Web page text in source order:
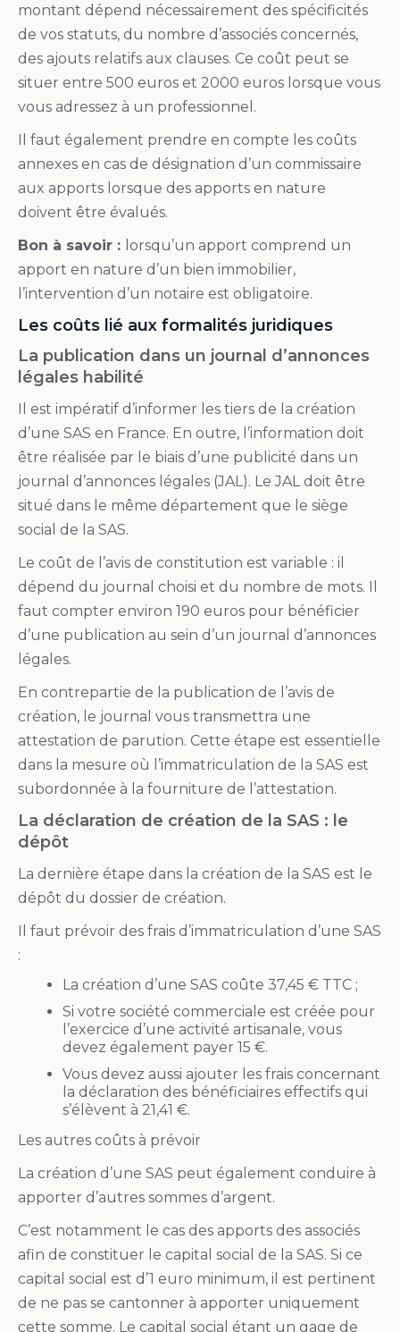
montant dépend nécessairement des spécificités
de vos statuts, du nombre d’associés concernés,
des ajouts relatifs aux clauses. Ce coût peut se
situer entre 500 euros et 2000 euros lorsque vous
vous adressez à un professionnel.
Il faut également prendre en compte les coûts
annexes en cas de désignation d’un commissaire
aux apports lorsque des apports en nature
doivent être évalués.
Bon à savoir : lorsqu’un apport comprend un
apport en nature d’un bien immobilier,
l’intervention d’un notaire est obligatoire.
Les coûts lié aux formalités juridiques
La publication dans un journal d’annonces
légales habilité
Il est impératif d’informer les tiers de la création
d’une SAS en France. En outre, l’information doit
être réalisée par le biais d’une publicité dans un
journal d’annonces légales (JAL). Le JAL doit être
situé dans le même département que le siège
social de la SAS.
Le coût de l’avis de constitution est variable : il
dépend du journal choisi et du nombre de mots. Il
faut compter environ 190 euros pour bénéficier
d’une publication au sein d’un journal d’annonces
légales.
En contrepartie de la publication de l’avis de
création, le journal vous transmettra une
attestation de parution. Cette étape est essentielle
dans la mesure où l’immatriculation de la SAS est
subordonnée à la fourniture de l’attestation.
La déclaration de création de la SAS : le
dépôt
La dernière étape dans la création de la SAS est le
dépôt du dossier de création.
Il faut prévoir des frais d’immatriculation d’une SAS
:
La création d’une SAS coûte 37,45 € TTC ;
Si votre société commerciale est créée pour
l’exercice d’une activité artisanale, vous
devez également payer 15 €.
Vous devez aussi ajouter les frais concernant
la déclaration des bénéficiaires effectifs qui
s’élèvent à 21,41 €.
Les autres coûts à prévoir
La création d’une SAS peut également conduire à
apporter d’autres sommes d’argent.
C’est notamment le cas des apports des associés
afin de constituer le capital social de la SAS. Si ce
capital social est d’1 euro minimum, il est pertinent
de ne pas se cantonner à apporter uniquement
cette somme. Le capital social étant un gage de